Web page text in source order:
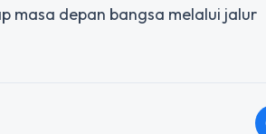
masa depan bangsa melalui jalur